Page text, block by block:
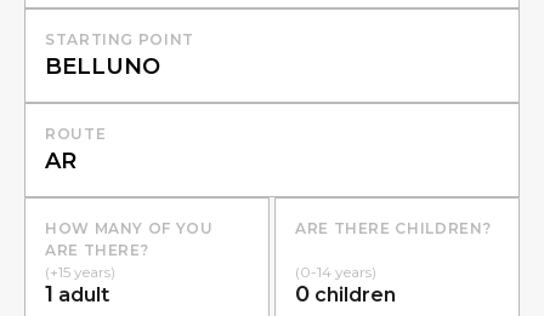
STARTING POINT
ROUTE
HOW MANY OF YOU
ARE THERE?
(+15 years)
1 adult
ARE THERE CHILDREN?
(0-14 years)
0 children